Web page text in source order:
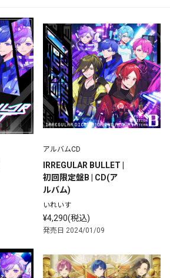
アルバムCD
IRREGULAR BULLET |
初回限定盤B | CD(ア
ルバム)
いれいす
¥4,290(税込)
発売日 2024/01/09